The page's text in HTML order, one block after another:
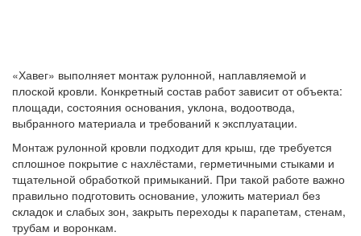
«Хавег» выполняет монтаж рулонной, наплавляемой и
плоской кровли. Конкретный состав работ зависит от объекта:
площади, состояния основания, уклона, водоотвода,
выбранного материала и требований к эксплуатации.
Монтаж рулонной кровли подходит для крыш, где требуется
сплошное покрытие с нахлёстами, герметичными стыками и
тщательной обработкой примыканий. При такой работе важно
правильно подготовить основание, уложить материал без
складок и слабых зон, закрыть переходы к парапетам, стенам,
трубам и воронкам.